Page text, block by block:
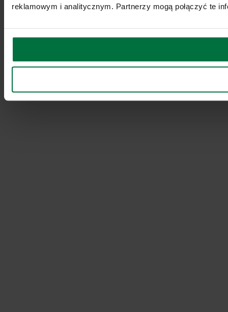
reklamowym i analitycznym. Partnerzy mogą połączyć te